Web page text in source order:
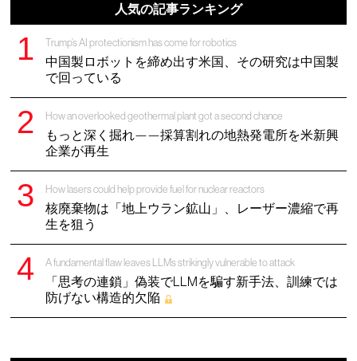
人気の記事ランキング
Trump’s AI protectionism has come for robotics
中国製ロボットを締め出す米国、その研究は中国製
で回っている
How an overlooked geothermal plant got a second chance
もっと深く掘れ——採算割れの地熱発電所を米新興
企業が再生
How lasers could help provide fuel for nuclear reactors
核廃棄物は「地上ウラン鉱山」、レーザー濃縮で再
生を狙う
A fundamental flaw leaves LLMs strikingly vulnerable to attack
「思考の連鎖」偽装でLLMを騙す新手法、訓練では
防げない構造的欠陥